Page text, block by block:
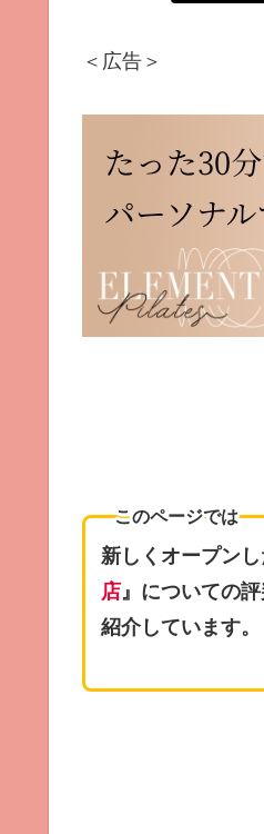
＜広告＞
このページでは
新しくオープン
店 』についての
紹介しています。